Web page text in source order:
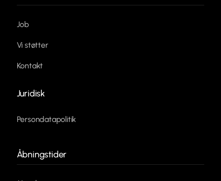
Job
Vi støtter
Kontakt
Juridisk
Persondatapolitik
Åbningstider